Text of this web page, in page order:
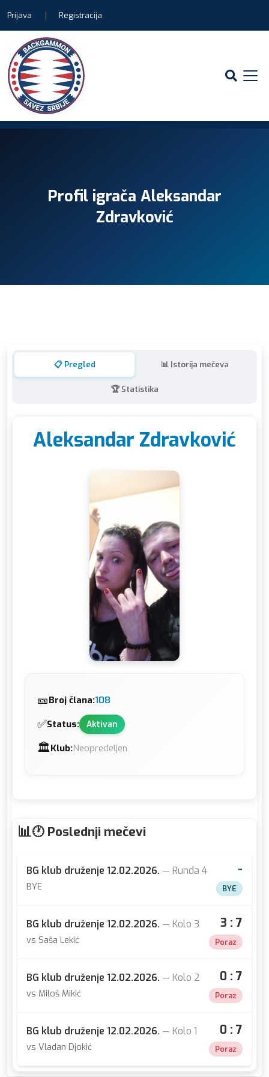
Prijava Registracija
Profil igrača Aleksandar
Zdravković
📋 Pregled 📊 Istorija mečeva
🏆 Statistika
Aleksandar Zdravković
🎫Broj člana:108
✅Status: Aktivan
🏛️Klub:Neopredeljen
🕐 Poslednji mečevi
BG klub druženje 12.02.2026. — Runda 4
BYE
-
BYE
BG klub druženje 12.02.2026. — Kolo 3
vs Saša Lekić
3 : 7
Poraz
BG klub druženje 12.02.2026. — Kolo 2
vs Miloš Mikić
0 : 7
Poraz
BG klub druženje 12.02.2026. — Kolo 1
vs Vladan Djokić
0 : 7
Poraz